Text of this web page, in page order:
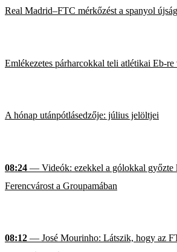
Real Madrid–FTC mérkőzést a spanyol
Emlékezetes párharcokkal teli atlétikai Eb-re
A hónap utánpótlásedzője: július jelöltjei
08:24 — Videók: ezekkel a gólokkal győzte
Ferencvárost a Groupamában
08:12 — José Mourinho: Látszik, hogy az